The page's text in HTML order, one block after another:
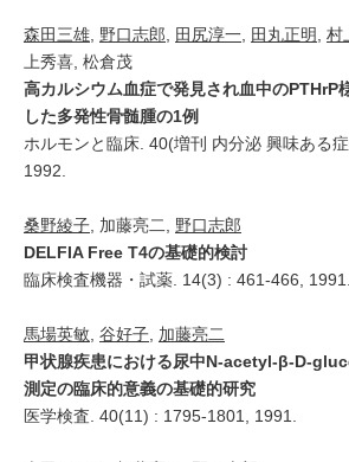
森田三雄 野口志郎 田尻淳一 田丸正明 村
上秀喜, 松倉茂
高カルシウム血症で発見され血中のPTHrP
した多発性骨髄腫の1例
ホルモンと臨床. 40(増刊 内分泌 興味ある
1992.
桑野綾子 , 加藤亮二, 野口志郎
DELFIA Free T4の基礎的検討
臨床検査機器・試薬. 14(3) : 461-466, 1991.
馬場英敏 谷好子 加藤亮二
甲状腺疾患における尿中N-acetyl-β-D-
測定の臨床的意義の基礎的研究
医学検査. 40(11) : 1795-1801, 1991.